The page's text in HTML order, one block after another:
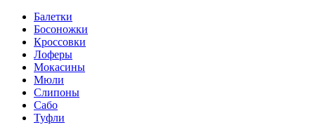
Балетки
Босоножки
Кроссовки
Лоферы
Мокасины
Мюли
Слипоны
Сабо
Туфли